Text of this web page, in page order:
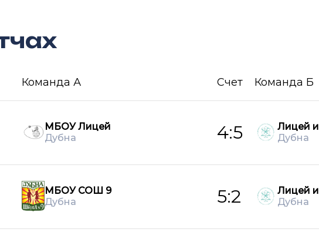
Команда А Счет Команда Б
МБОУ Лицей
Дубна
4:5
Лицей
Дубна
МБОУ СОШ 9
Дубна
5:2
Лицей
Дубна